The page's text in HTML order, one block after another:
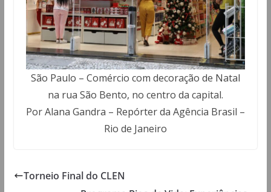
São Paulo – Comércio com decoração de Natal
na rua São Bento, no centro da capital.
Por Alana Gandra – Repórter da Agência Brasil –
Rio de Janeiro
Torneio Final do CLEN